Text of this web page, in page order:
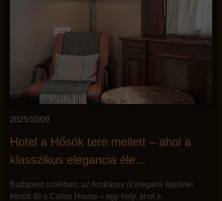
2025/10/09
Hotel a Hősök tere mellett – ahol a
klasszikus elegancia éle...
Budapest szívében, az Andrássy út elegáns épületei
között áll a Callas House – egy hely, ahol a